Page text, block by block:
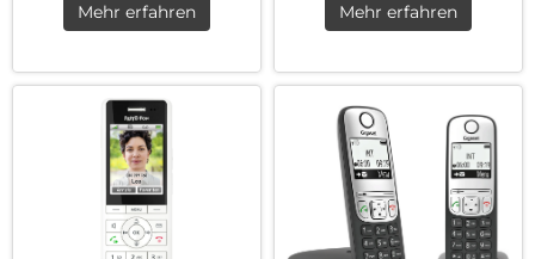
Mehr erfahren Mehr erfahren